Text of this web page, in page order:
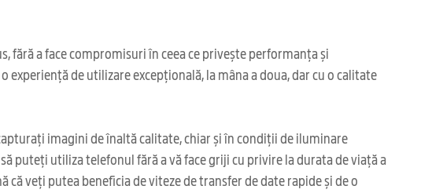
fără a face compro­misuri în ceea ce privește performanța și
de utilizare excepțională, la mâna a doua, dar cu o calitate
imagini de înaltă calitate, chiar și în condiții de iluminare
puteți utiliza telefonul fără a vă face griji cu privire la durata de viață a
că veți putea beneficia de viteze de transfer de date rapide și de o